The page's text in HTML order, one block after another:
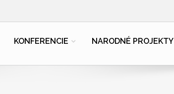
KONFERENCIE NARODNÉ PROJEKTY